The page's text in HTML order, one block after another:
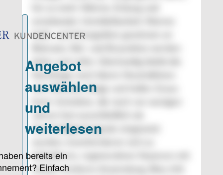
Gelb- und Orangetöne gewinnen an
tiefer und reifer. Gleichzeitig bleibt die
Nachfrage nach klaren Neutraltönen
wie Offwhite, Beige und hellen Graus
hoch. Grüntöne, die noch vor wenigen
Jahren fast ausschließlich als
Nachhaltigkeitssignale eingesetzt
lebhafteren, regenerativen Nuancen mit
wieder breiterer Anwendung. Blau tritt